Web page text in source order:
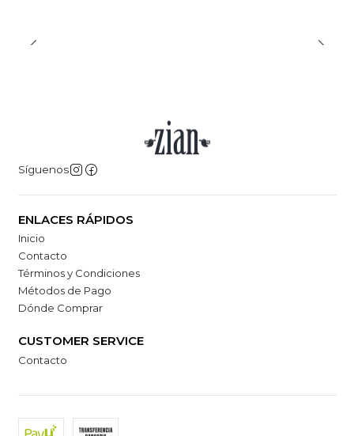
Síguenos
ENLACES RÁPIDOS
Inicio
Contacto
Términos y Condiciones
Métodos de Pago
Dónde Comprar
CUSTOMER SERVICE
Contacto